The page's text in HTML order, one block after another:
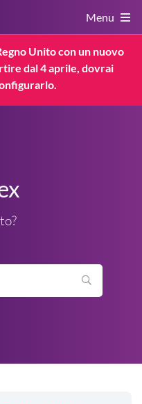
Menu
Unito con un nuovo
dal 4 aprile, dovrai